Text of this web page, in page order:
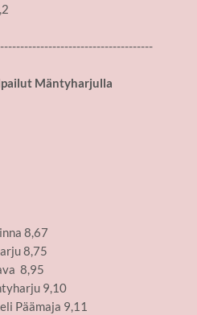
Mäntyharjulla
8,67
8,75
8,95
9,10
Päämaja 9,11